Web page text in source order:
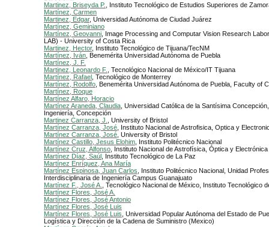
Martinez, Briseyda P.
, Instituto Tecnológico de Estudios Superiores de
Martínez, Carmen
Martinez, Edgar, Universidad Autónoma de Ciudad Juárez
Martínez, Geminiano
Martínez, Geovanni , Image Processing and Computar Vision Research
LAB) - University of Costa Rica
Martinez, Hector, Instituto Tecnológico de Tijuana/TecNM
Martínez, Iván , Benemérita Universidad Autónoma de Puebla
Martínez, J. F.
Martinez, Leonardo F.
, Tecnológico Nacional de México/IT Tijuana
Martínez, Rafael
, Tecnológico de Monterrey
Martínez, Rodolfo , Benemérita Universidad Autónoma de Puebla, Faculty of
Martínez, Roque
Martínez Alfaro, Horacio
Martínez Araneda, Claudia , Universidad Católica de la Santísima
Ingeniería, Concepción
Martinez Carranza, J.
, University of Bristol
Martínez Carranza, José , Instituto Nacional de Astrofisica, Optica y
Martínez Carranza, José , University of Bristol
Martínez Castillo, Jesus Elohim , Instituto Politécnico Nacional
Martínez Cruz, Alfonso , Instituto Nacional de Astrofísica, Óptica y Electrónica
Martínez Díaz, Saúl
, Instituto Tecnológico de La Paz
Martínez Enríquez, Ana María
Martínez Espinosa, Juan Carlos , Instituto Politécnico Nacional, Unidad
Interdisciplinaria de Ingeniería Campus Guanajuato
Martínez F., José A.
, Tecnológico Nacional de México, Instituto Tecnológico
Martínez Flores, José A.
Martínez Flores, José Antonio
Martínez Flores, José Luis
Martínez Flores, José Luis , Universidad Popular Autónoma del Estado de
Logística y Dirección de la Cadena de Suministro (Mexico)